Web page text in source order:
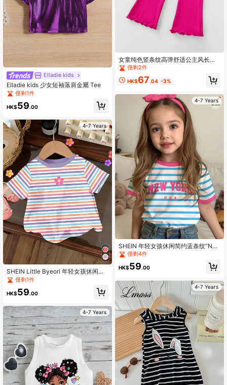
Elladie kids
Elladie kids 少女短袖落肩金屬 Tee
僅剩1件
HK$59.00
4-7 Years
SHEIN Little Byeori 年轻女孩休闲简
约可爱条纹花卉卡通图案圆领短袖T
恤，适合夏季
僅剩1件
HK$59.00
4-7 Years
女童纯色竖条纹高弹舒适公主风长款
打底裤，春夏新品，女童喇叭高腰弹
力荷叶边休闲阔腿裤
僅剩2件
HK$67.04 -3%
4-7 Years
SHEIN 年轻女孩休闲简约蓝条纹“NE
W YORK”英文文字撞色粉色返校学院
风圆领短袖T恤适合女孩夏季校服返校
服
僅剩4件
HK$59.00
4-7 Years